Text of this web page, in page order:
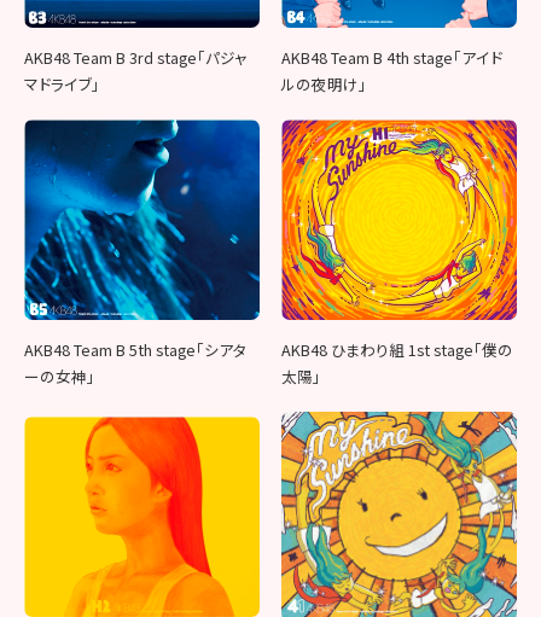
AKB48 Team B 3rd stage「パジャ
マドライブ」
AKB48 Team B 4th stage「アイド
ルの夜明け」
AKB48 Team B 5th stage「シアタ
ーの女神」
AKB48 ひまわり組 1st stage「僕の
太陽」